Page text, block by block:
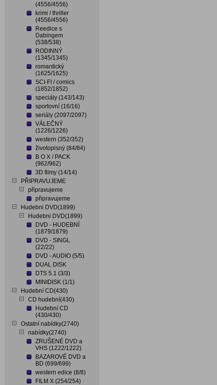
(4556/4556)
krimi / thriller
(4556/4556)
Reedice s
Dabingem
(538/538)
RODINNÝ
(1345/1345)
romantický
(1625/1625)
SCI-FI / comics
(1852/1852)
speciály (143/143)
sportovní (16/16)
seriály (2097/2097)
VÁLEČNÝ
(1226/1226)
western (352/352)
životopisný (84/84)
B O X / PACK
(962/962)
3D filmy (14/14)
PŘIPRAVUJEME
připravujeme
připravujeme
Hudebni DVD(1899)
Hudebni DVD(1899)
DVD - HUDEBNÍ
(1879/1879)
DVD - SINGL
(22/22)
DVD - AUDIO (5/5)
DUAL DISK
DTS 5.1 (3/3)
MINIDISK (1/1)
Hudební CD(430)
CD hudební(430)
Hudební CD
(430/430)
Ostatní nabídky(2740)
nabídky(2740)
ZRUŠENÉ DVD a
VHS (1222/1222)
BAZAROVÉ DVD a
BD (699/699)
western edice (8/8)
FILM X (254/254)